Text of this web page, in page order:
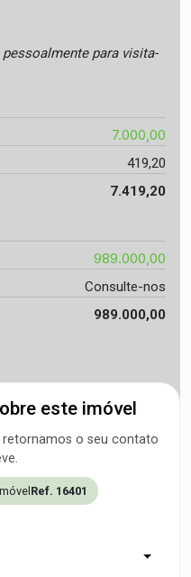
para visita-
7.000,00
419,20
7.419,20
989.000,00
Consulte-nos
989.000,00
este imóvel
retornamos o seu contato
Ref. 16401